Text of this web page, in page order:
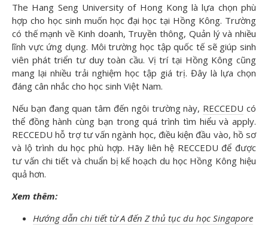
The Hang Seng University of Hong Kong là lựa chọn phù
hợp cho học sinh muốn học đại học tại Hồng Kông. Trường
có thế mạnh về Kinh doanh, Truyền thông, Quản lý và nhiều
lĩnh vực ứng dụng. Môi trường học tập quốc tế sẽ giúp sinh
viên phát triển tư duy toàn cầu. Vị trí tại Hồng Kông cũng
mang lại nhiều trải nghiệm học tập giá trị. Đây là lựa chọn
đáng cân nhắc cho học sinh Việt Nam.
Nếu bạn đang quan tâm đến ngôi trường này, RECCEDU có
thể đồng hành cùng bạn trong quá trình tìm hiểu và apply.
RECCEDU hỗ trợ tư vấn ngành học, điều kiện đầu vào, hồ sơ
và lộ trình du học phù hợp. Hãy liên hệ RECCEDU để được
tư vấn chi tiết và chuẩn bị kế hoạch du học Hồng Kông hiệu
quả hơn.
Xem thêm:
Hướng dẫn chi tiết từ A đến Z thủ tục du học Singapore